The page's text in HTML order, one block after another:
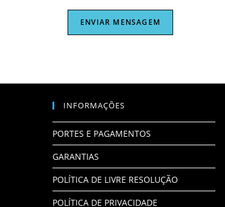
INFORMAÇÕES
PORTES E PAGAMENTOS
GARANTIAS
POLÍTICA DE LIVRE RESOLUÇÃO
POLÍTICA DE PRIVACIDADE